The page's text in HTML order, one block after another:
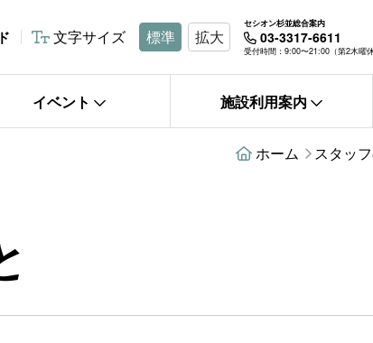
文字サイズ 標準 拡大
セシオン杉並総合案内
03-3317-6611
受付時間：9:00〜21:00（第2木曜
イベント 施設利用案内
ホーム スタッ